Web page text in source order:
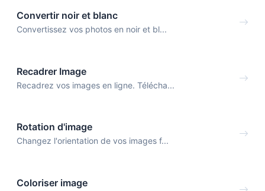
Convertir noir et blanc
Convertissez vos photos en noir et bl...
Recadrer Image
Recadrez vos images en ligne. Télécha...
Rotation d'image
Changez l'orientation de vos images f...
Coloriser image